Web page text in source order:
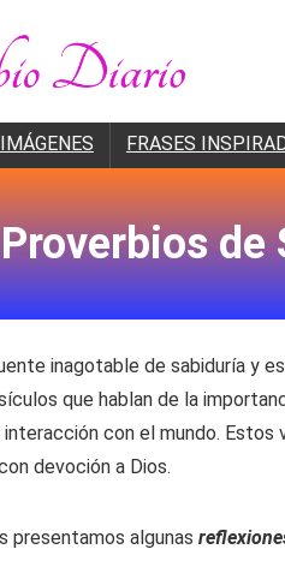
IMÁGENES FRASES
Proverbios de
inagotable de sabiduría y
que hablan de la
con el mundo. Estos
devoción a Dios.
presentamos algunas